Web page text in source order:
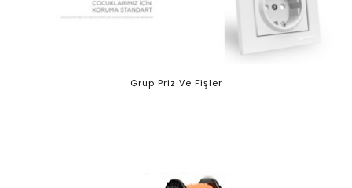
Grup Priz Ve Fişler